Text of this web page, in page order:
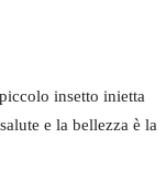
insetto inietta
e la bellezza è la